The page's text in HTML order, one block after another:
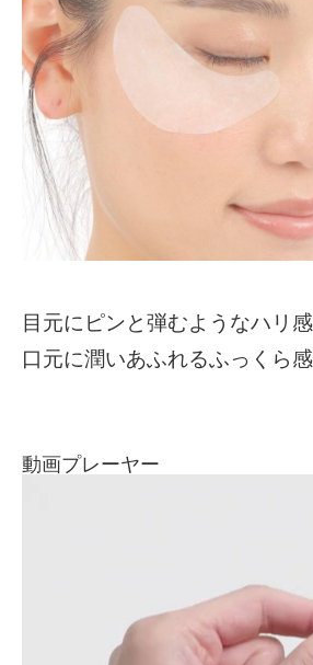
目元にピンと弾むようなハリ感
口元に潤いあふれるふっくら感
動画プレーヤー